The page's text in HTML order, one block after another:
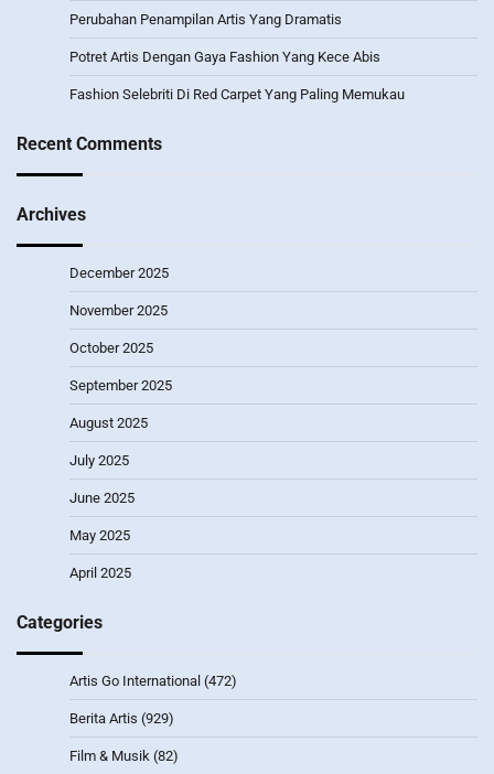
Perubahan Penampilan Artis Yang Dramatis
Potret Artis Dengan Gaya Fashion Yang Kece Abis
Fashion Selebriti Di Red Carpet Yang Paling Memukau
Recent Comments
Archives
December 2025
November 2025
October 2025
September 2025
August 2025
July 2025
June 2025
May 2025
April 2025
Categories
Artis Go International (472)
Berita Artis (929)
Film & Musik (82)